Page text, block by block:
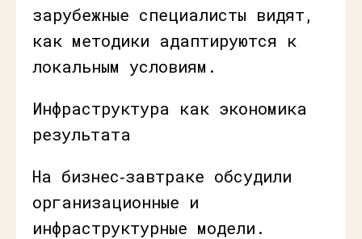
зарубежные специалисты видят,
как методики адаптируются к
локальным условиям.
Инфраструктура как экономика
результата
На бизнес‑завтраке обсудили
организационные и
инфраструктурные модели.